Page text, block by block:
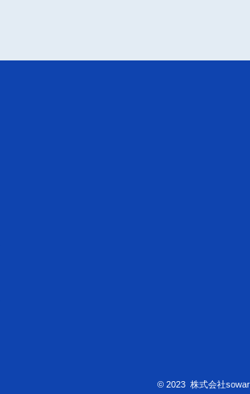
© 2023 株式会社